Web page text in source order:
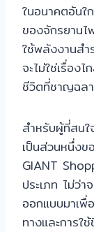
ในอนาคตอันใ
ของจักรยาน
ใช้พลังงานส
จะไม่ใช่เรื่อง
ชีวิตที่ชาญฉล
สำหรับผู้ที่สนใ
เป็นส่วนหนึ่ง
GIANT
ประเภท ไม่ว่
ออกแบบมาเพื่
ทางและการใ